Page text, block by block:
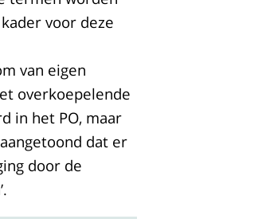
voor deze
van eigen
overkoepelende
in het PO, maar
dat er
door de